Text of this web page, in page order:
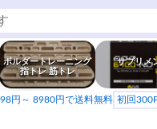
ボルダートレーニング
指トレ 筋トレ
サプリメ
円～ 8980円で送料無料 初回